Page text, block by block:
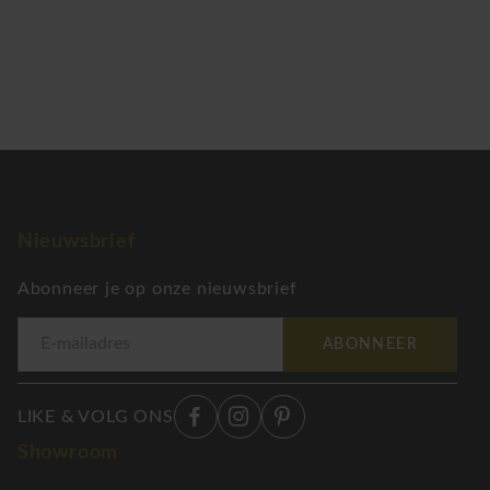
Abonneer je op onze nieuwsbrief
ABONNEER
LIKE & VOLG ONS